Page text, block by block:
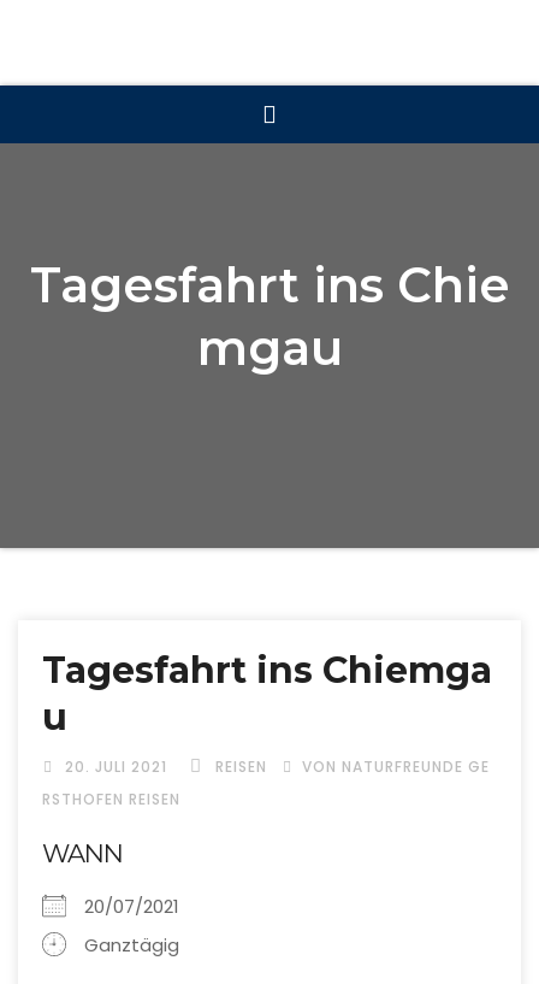
Tagesfahrt ins Chie
mgau
Tagesfahrt ins Chiemga
u
20. JULI 2021 REISEN
VON NATURFREUNDE GE
RSTHOFEN REISEN
WANN
20/07/2021
Ganztägig